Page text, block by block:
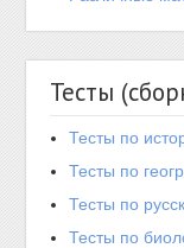
Тесты
Тесты по
Тесты по
Тесты по
Тесты по